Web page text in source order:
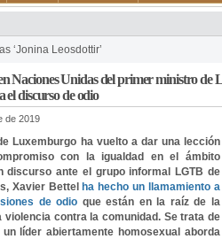
‘Jonina Leosdottir’
Naciones Unidas del primer ministro de
el discurso de odio
de 2019
Luxemburgo ha vuelto a dar una lección
con la igualdad en el ámbito
discurso ante el grupo informal LGTB de
Xavier Bettel ha hecho un llamamiento a
de odio que están en la raíz de la
violencia contra la comunidad. Se trata de
líder abiertamente homosexual aborda